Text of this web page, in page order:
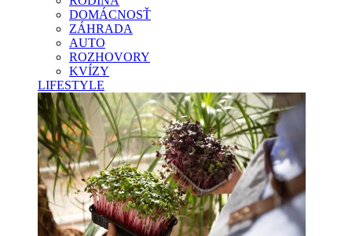
DOMÁCNOSŤ
ZÁHRADA
AUTO
ROZHOVORY
KVÍZY
LIFESTYLE